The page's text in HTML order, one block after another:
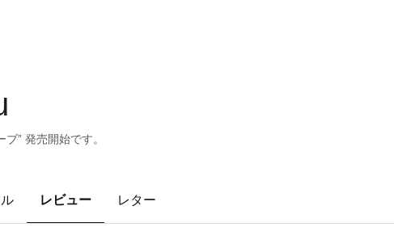
” 発売開始です。
レビュー レター